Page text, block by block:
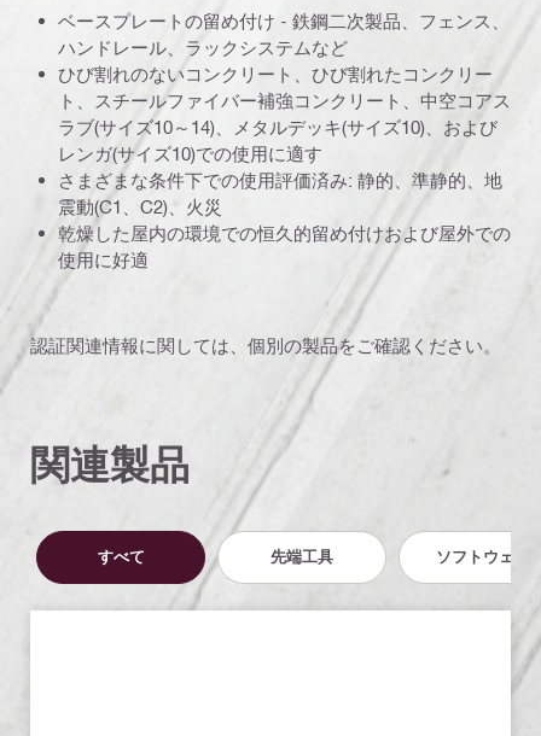
ベースプレートの留め付け - 鉄鋼二次製品、フェンス、
ハンドレール、ラックシステムなど
ひび割れのないコンクリート、ひび割れたコンクリー
ト、スチールファイバー補強コンクリート、中空コアス
ラブ(サイズ10～14)、メタルデッキ(サイズ10)、および
レンガ(サイズ10)での使用に適す
さまざまな条件下での使用評価済み: 静的、準静的、地
震動(C1、C2)、火災
乾燥した屋内の環境での恒久的留め付けおよび屋外での
使用に好適
認証関連情報に関しては、個別の製品をご確認ください。
関連製品
すべて 先端工具 ソフトウェア